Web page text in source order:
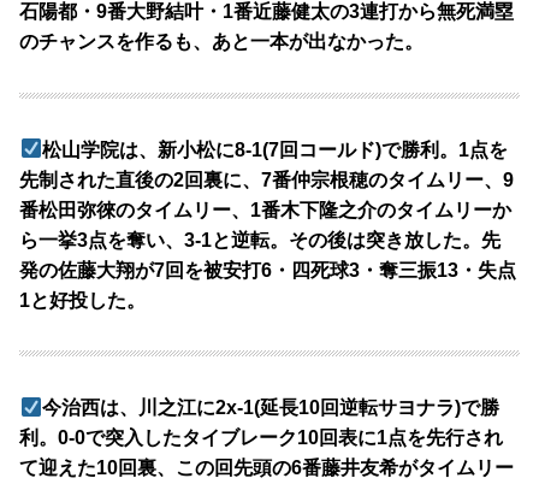
石陽都・9番大野結叶・1番近藤健太の3連打から無死満塁
のチャンスを作るも、あと一本が出なかった。
松山学院は、新小松に8-1(7回コールド)で勝利。1点を
先制された直後の2回裏に、7番仲宗根穂のタイムリー、9
番松田弥徠のタイムリー、1番木下隆之介のタイムリーか
ら一挙3点を奪い、3-1と逆転。その後は突き放した。先
発の佐藤大翔が7回を被安打6・四死球3・奪三振13・失点
1と好投した。
今治西は、川之江に2x-1(延長10回逆転サヨナラ)で勝
利。0-0で突入したタイブレーク10回表に1点を先行され
て迎えた10回裏、この回先頭の6番藤井友希がタイムリー